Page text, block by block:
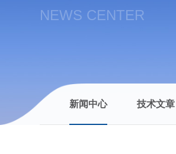
NEWS CENTER
新闻中心 技术文章